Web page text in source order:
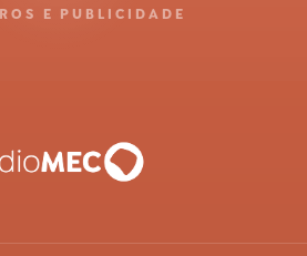
E PUBLICIDADE